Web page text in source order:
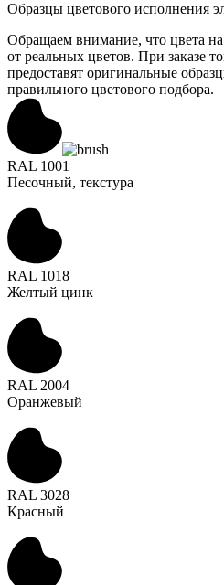
Образцы цветового исполнения
Обращаем внимание, что цвета
от реальных цветов. При заказе
предоставят оригинальные
правильного цветового подбора.
RAL 1001
Песочный, текстура
RAL 1018
Желтый цинк
RAL 2004
Оранжевый
RAL 3028
Красный